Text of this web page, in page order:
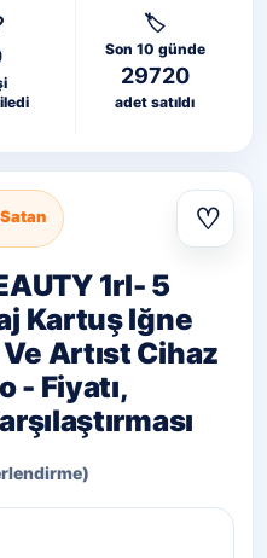
🏷️
Son 10 günde
29720
adet satıldı
♡
1rl- 5
Kartuş Iğne
Artıst Cihaz
- Fiyatı,